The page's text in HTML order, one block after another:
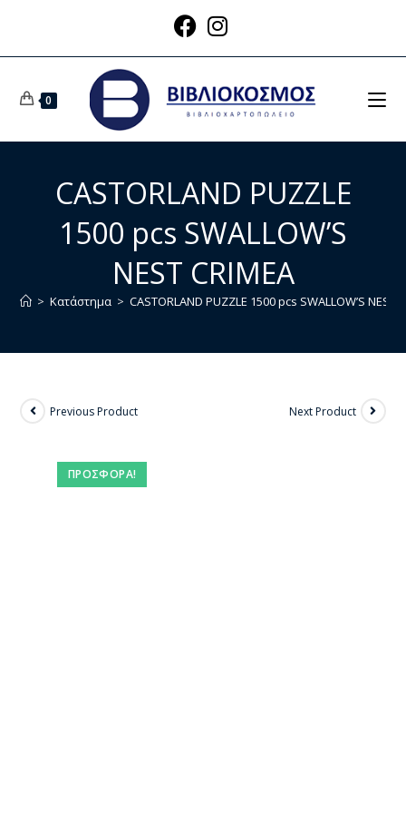
0
CASTORLAND PUZZLE
1500 pcs SWALLOW’S
NEST CRIMEA
> Κατάστημα > CASTORLAND PUZZLE 1500 pcs SWALLOW’S NEST
ΠΡΟΣΦΟΡΆ!
Previous Product Next Product